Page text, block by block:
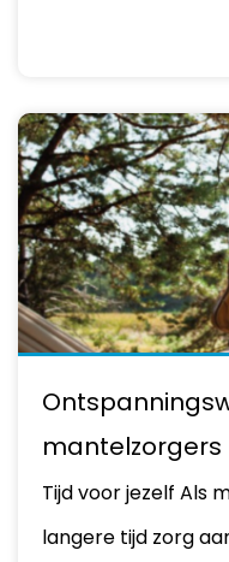
mantelzorgers
Tijd voor jezelf Als
langere tijd zorg